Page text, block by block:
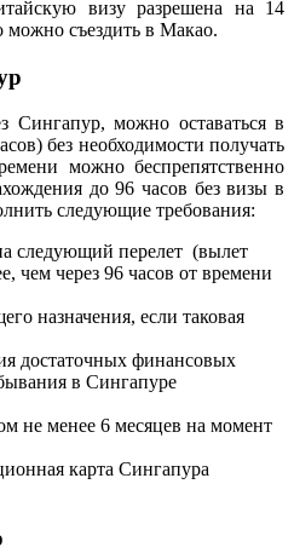
визу разрешена на 14
можно съездить в Макао.
Сингапур, можно оставаться в
без необходимости получать
можно беспрепятственно
до 96 часов без визы в
следующие требования:
следующий перелет (вылет
чем через 96 часов от времени
назначения, если таковая
достаточных финансовых
в Сингапуре
не менее 6 месяцев на момент
карта Сингапура